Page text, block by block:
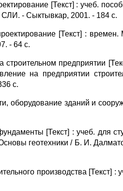
[Текст] : учеб.
- Сыктывкар, 2001. - 184 с.
[Текст] :
- 64 с.
строительном предприятии
на предприятии
с.
оборудование зданий и
[Текст] : учеб. для
Основы геотехники / Б. И.
производства [Текст]